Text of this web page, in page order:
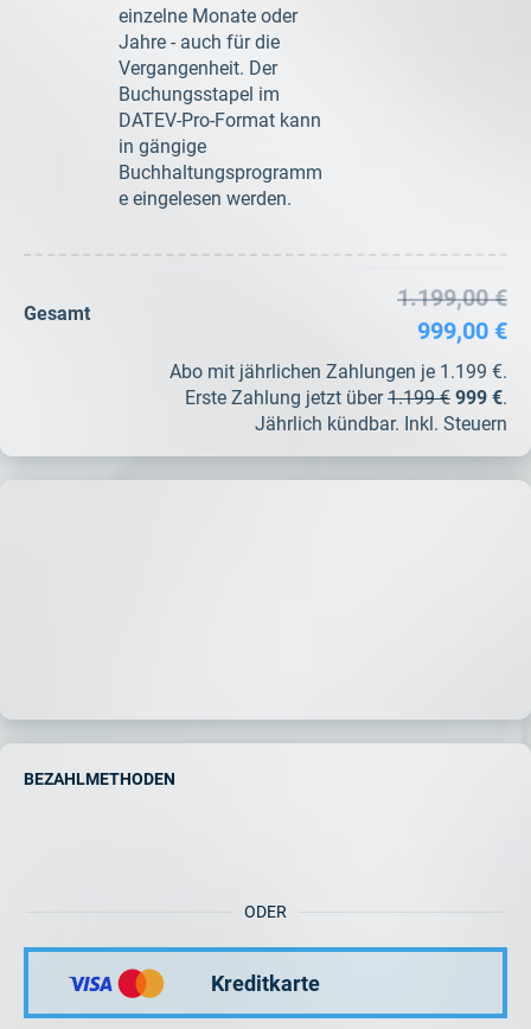
einzelne Monate oder
Jahre - auch für die
Vergangenheit. Der
Buchungsstapel im
DATEV-Pro-Format kann
in gängige
Buchhaltungsprogramm
e eingelesen werden.
Gesamt
1.199,00 €
999,00 €
Abo mit jährlichen Zahlungen je 1.199 €.
Erste Zahlung jetzt über1.199 € 999 €.
Jährlich kündbar. Inkl. Steuern
ODER
BEZAHLMETHODEN
Kreditkarte